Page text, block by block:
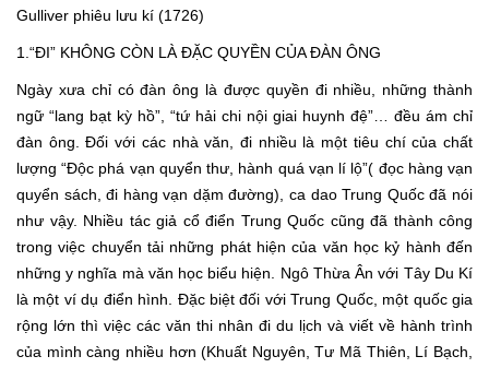
Gulliver phiêu lưu kí (1726)
1.“ĐI” KHÔNG CÒN LÀ ĐẶC QUYỀN CỦA ĐÀN ÔNG
Ngày xưa chỉ có đàn ông là được quyền đi nhiều, những thành
ngữ “lang bạt kỳ hồ”, “tứ hải chi nội giai huynh đệ”… đều ám chỉ
đàn ông. Đối với các nhà văn, đi nhiều là một tiêu chí của chất
lượng “Độc phá vạn quyển thư, hành quá vạn lí lộ”( đọc hàng vạn
quyển sách, đi hàng vạn dặm đường), ca dao Trung Quốc đã nói
như vậy. Nhiều tác giả cổ điển Trung Quốc cũng đã thành công
trong việc chuyển tải những phát hiện của văn học kỷ hành đến
những ‎y nghĩa mà văn học biểu hiện. Ngô Thừa Ân với Tây Du Kí
là một ví dụ điển hình. Đặc biệt đối với Trung Quốc, một quốc gia
rộng lớn thì việc các văn thi nhân đi du lịch và viết về hành trình
của mình càng nhiều hơn (Khuất Nguyên, Tư Mã Thiên, Lí Bạch,